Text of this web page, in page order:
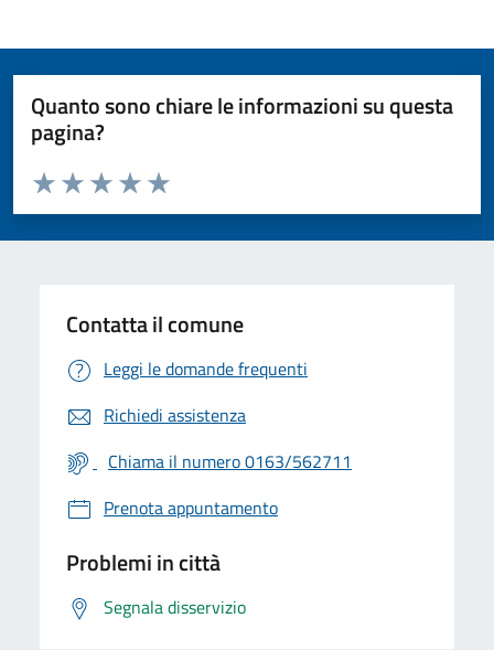
Quanto sono chiare le informazioni su questa
pagina?
Valuta da 1 a 5 stelle la pagina
Valuta 5 stelle su 5
Valuta 4 stelle su 5
Valuta 3 stelle su 5
Valuta 2 stelle su 5
Valuta 1 stelle su 5
Contatta il comune
Leggi le domande frequenti
Richiedi assistenza
Chiama il numero 0163/562711
Prenota appuntamento
Problemi in città
Segnala disservizio